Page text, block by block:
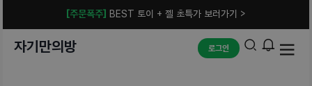
[주문폭주] BEST 토이 + 젤 초특가 보러가기 >
자기만의방 로그인